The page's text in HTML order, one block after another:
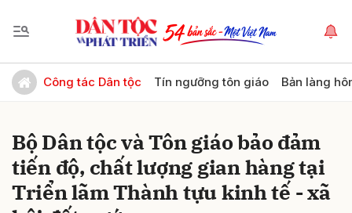
Công tác Dân tộc Tín ngưỡng tôn giáo Bản làng
Bộ Dân tộc và Tôn giáo bảo đảm
tiến độ, chất lượng gian hàng tại
Triển lãm Thành tựu kinh tế - xã
Gửi bình luận